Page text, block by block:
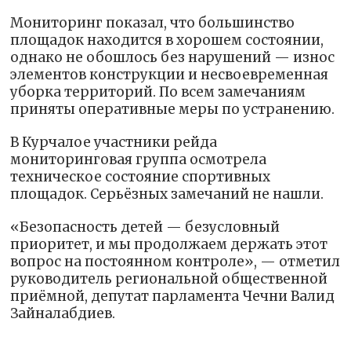
Мониторинг показал, что большинство
площадок находится в хорошем состоянии,
однако не обошлось без нарушений — износ
элементов конструкции и несвоевременная
уборка территорий. По всем замечаниям
приняты оперативные меры по устранению.
В Курчалое участники рейда
мониторинговая группа осмотрела
техническое состояние спортивных
площадок. Серьёзных замечаний не нашли.
«Безопасность детей — безусловный
приоритет, и мы продолжаем держать этот
вопрос на постоянном контроле», — отметил
руководитель региональной общественной
приёмной, депутат парламента Чечни Валид
Зайналабдиев.